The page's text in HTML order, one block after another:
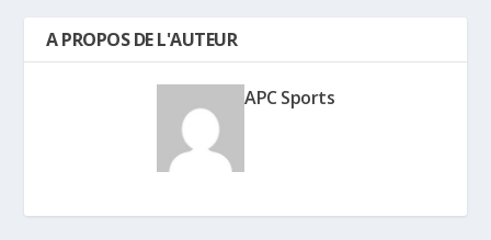
A PROPOS DE L'AUTEUR
APC Sports